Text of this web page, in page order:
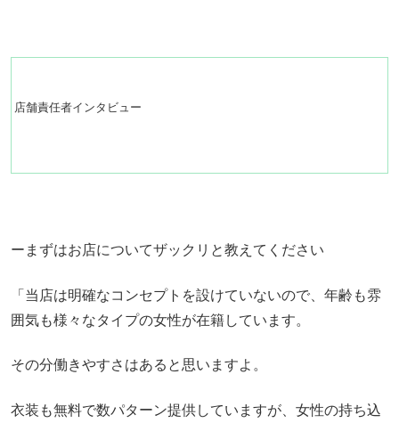
店舗責任者インタビュー
ーまずはお店についてザックリと教えてください
「当店は明確なコンセプトを設けていないので、年齢も雰
囲気も様々なタイプの女性が在籍しています。
その分働きやすさはあると思いますよ。
衣装も無料で数パターン提供していますが、女性の持ち込